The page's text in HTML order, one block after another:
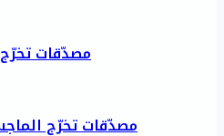
مصدّقات تخرّج
مصدّقات تخرّج